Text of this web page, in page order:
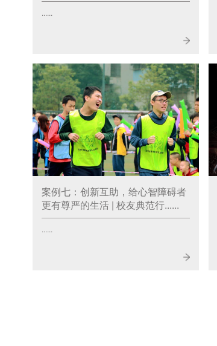
......
案例七：创新互助，给心智障碍者
更有尊严的生活 | 校友典范行......
......